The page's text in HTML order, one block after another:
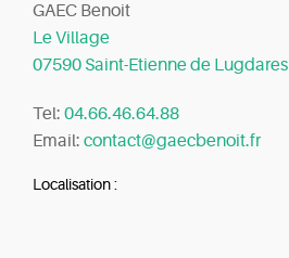
GAEC Benoit
Le Village
07590 Saint-Etienne de Lugdares
Tel: 04.66.46.64.88
Email: contact@gaecbenoit.fr
Localisation :